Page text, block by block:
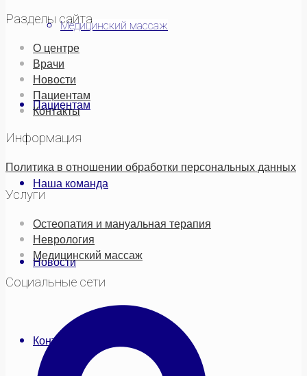
Медицинский массаж
Пациентам
Наша команда
Новости
Контакты
Разделы сайта
О центре
Врачи
Новости
Пациентам
Контакты
Информация
Политика в отношении обработки персональных данных
Услуги
Остеопатия и мануальная терапия
Неврология
Медицинский массаж
Социальные сети